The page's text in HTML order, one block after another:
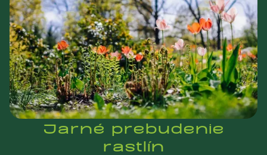
Jarné prebudenie
rastlín